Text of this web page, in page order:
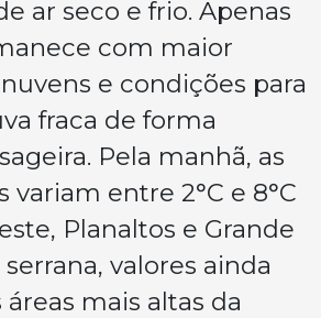
ar seco e frio. Apenas
com maior
e condições para
fraca de forma
Pela manhã, as
entre 2°C e 8°C
Planaltos e Grande
valores ainda
mais altas da